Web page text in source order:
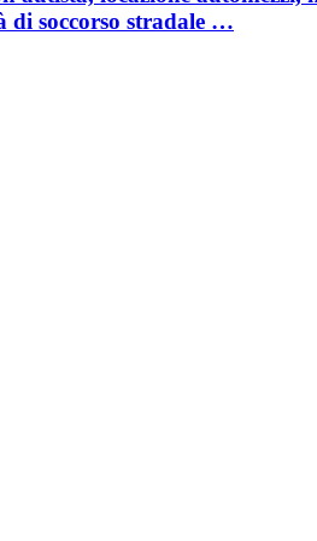
di soccorso stradale …